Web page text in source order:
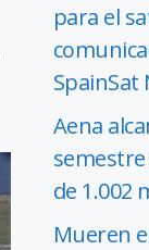
para el
SpainSat
Aena
de 1.002
Mueren